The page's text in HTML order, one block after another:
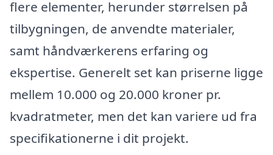
flere elementer, herunder størrelsen på
tilbygningen, de anvendte materialer,
samt håndværkerens erfaring og
ekspertise. Generelt set kan priserne ligge
mellem 10.000 og 20.000 kroner pr.
kvadratmeter, men det kan variere ud fra
specifikationerne i dit projekt.